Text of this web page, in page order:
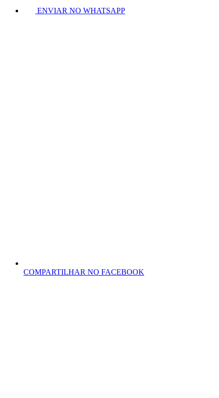
ENVIAR NO WHATSAPP
COMPARTILHAR NO FACEBOOK